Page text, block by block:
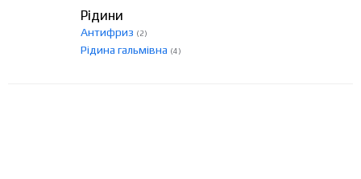
Рідини
Антифриз (2)
Рідина гальмівна (4)